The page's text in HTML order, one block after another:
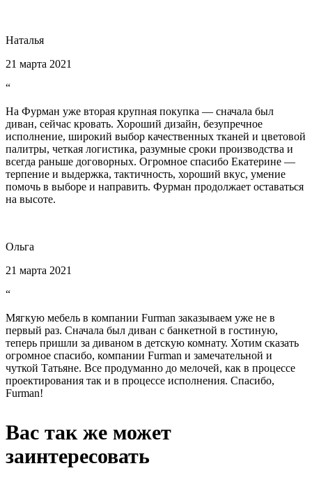
Наталья
21 марта 2021
“
На Фурман уже вторая крупная покупка — сначала был
диван, сейчас кровать. Хороший дизайн, безупречное
исполнение, широкий выбор качественных тканей и цветовой
палитры, четкая логистика, разумные сроки производства и
всегда раньше договорных. Огромное спасибо Екатерине —
терпение и выдержка, тактичность, хороший вкус, умение
помочь в выборе и направить. Фурман продолжает оставаться
на высоте.
Ольга
21 марта 2021
“
Мягкую мебель в компании Furman заказываем уже не в
первый раз. Сначала был диван с банкетной в гостиную,
теперь пришли за диваном в детскую комнату. Хотим сказать
огромное спасибо, компании Furman и замечательной и
чуткой Татьяне. Все продуманно до мелочей, как в процессе
проектирования так и в процессе исполнения. Спасибо,
Furman!
Вас так же может
заинтересовать